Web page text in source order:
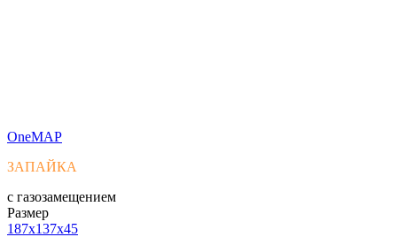
OneMAP
ЗАПАЙКА
с газозамещением
Размер
187x137x45